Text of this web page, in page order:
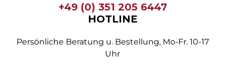
+49 (0) 351 205 6447
HOTLINE
Persönliche Beratung u. Bestellung, Mo-Fr. 10-17
Uhr